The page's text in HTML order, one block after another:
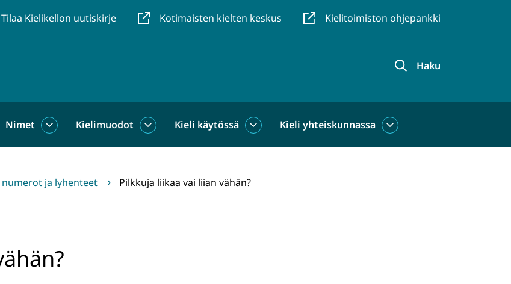
Tilaa Kielikellon uutiskirje Kotimaisten kielten keskus Kielitoimiston ohjepankki
Haku
Nimet
NimetKielimuodot
KielimuodotKieli käytössä
Kieli
Kieli yhteiskunnassa
Kieli
ja lyhenteet Pilkkuja liikaa vai liian vähän?